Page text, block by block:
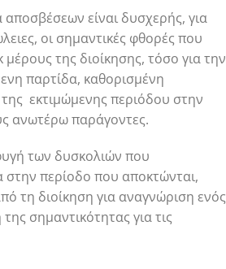
είναι δυσχερής, για
οι σημαντικές φθορές που
της διοίκησης, τόσο για την
παρτίδα, καθορισμένη
εκτιμώμενης περιόδου στην
ανωτέρω παράγοντες.
των δυσκολιών που
περίοδο που αποκτώνται,
τη διοίκηση για αναγνώριση ενός
σημαντικότητας για τις